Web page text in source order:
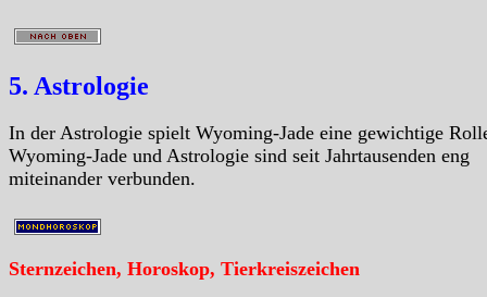
5. Astrologie
In der Astrologie spielt Wyoming-Jade eine gewichtige
Wyoming-Jade und Astrologie sind seit Jahrtausenden eng
miteinander verbunden.
Sternzeichen, Horoskop, Tierkreiszeichen